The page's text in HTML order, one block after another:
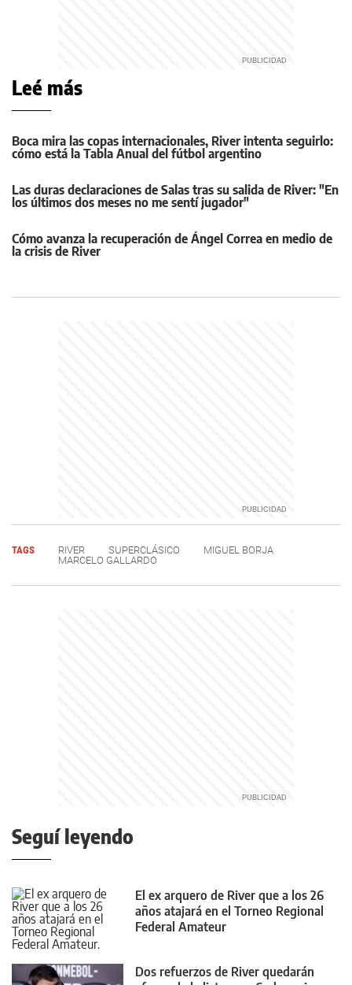
Leé más
Boca mira las copas internacionales, River intenta seguirlo:
cómo está la Tabla Anual del fútbol argentino
Las duras declaraciones de Salas tras su salida de River: "En
los últimos dos meses no me sentí jugador"
Cómo avanza la recuperación de Ángel Correa en medio de
la crisis de River
TAGS RIVER SUPERCLÁSICO
MIGUEL BORJA
MARCELO GALLARDO
Seguí leyendo
El ex arquero de River que a los 26
años atajará en el Torneo Regional
Federal Amateur
Dos refuerzos de River quedarán